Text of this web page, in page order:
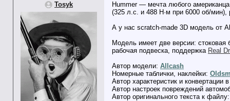
Tosyk
Hummer — мечта любого
(325 л.с. и 488 Н·м при 6000 об/
А у нас scratch-made 3D модель от
Модель имеет две версии: стоковая
рабочая подвеска, поддержка Real
Автор модели: Allcash
Номерные таблички, наклейки:
Автор характеристик и конвертации
Автор настроек повреждений
Автор оригинального текста к